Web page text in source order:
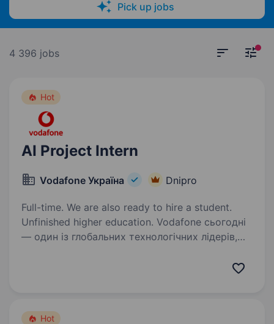
Pick up jobs
4 396 jobs
Hot
AI Project Intern
Vodafone Україна Dnipro
Full-time. We are also ready to hire a student.
Unfinished higher education. Vodafone сьогодні
— один із глобальних технологічних лідерів,
Hot